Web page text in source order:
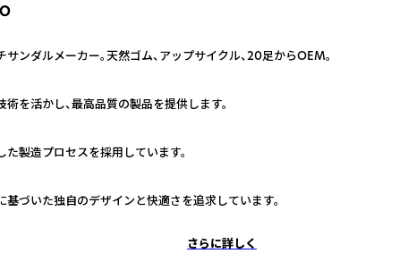
サンダルメーカー。天然ゴム、アップサイクル、20足からOEM。
術を活かし、最高品質の製品を提供します。
た製造プロセスを採用しています。
基づいた独自のデザインと快適さを追求しています。
さらに詳しく